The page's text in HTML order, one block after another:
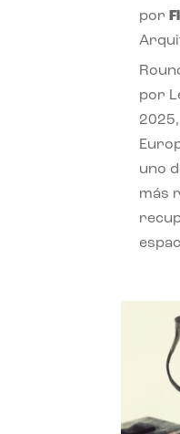
por
por
uno
más